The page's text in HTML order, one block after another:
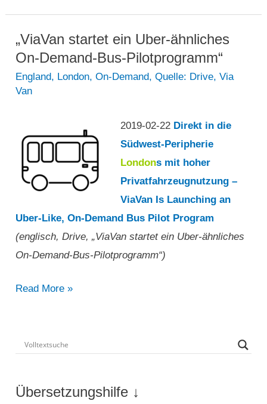
mit
DMRC
und
führt
„öffentlichen
Delhi
ein
„ViaVan startet ein Uber-ähnliches
On-Demand-Bus-Pilotprogramm“
England, London,On-Demand,Quelle: Drive,Via
Van
2019-02-22 Direkt in die
Südwest-Peripherie
Londons mit hoher
Privatfahrzeugnutzung –
ViaVan Is Launching an
Uber-Like, On-Demand Bus Pilot Program
(englisch, Drive, „ViaVan startet ein Uber-ähnliches
On-Demand-Bus-Pilotprogramm“)
„ViaVan
Uber-
Demand-
Read More »
Übersetzungshilfe ↓